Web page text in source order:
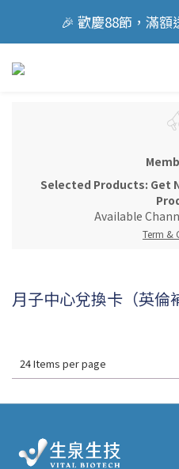
🎉 歡慶88節，滿額
🎉 歡慶88節，滿額
立即加入會員享
🎉 歡慶88節，滿
Selected Products: Get
Available
Term &
月子中心兌換卡（英倫
24 Items per page